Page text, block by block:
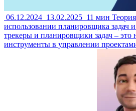
06.12.2024 13.02.2025 11 мин Теория
использовании планировщика задач
трекеры и планировщики задач – это
инструменты в управлении